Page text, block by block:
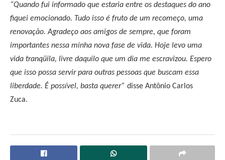
“Quando fui informado que estaria entre os destaques do ano
fiquei emocionado. Tudo isso é fruto de um recomeço, uma
renovação. Agradeço aos amigos de sempre, que foram
importantes nessa minha nova fase de vida. Hoje levo uma
vida tranqüila, livre daquilo que um dia me escravizou. Espero
que isso possa servir para outras pessoas que buscam essa
liberdade. É possível, basta querer” disse Antônio Carlos
Zuca.